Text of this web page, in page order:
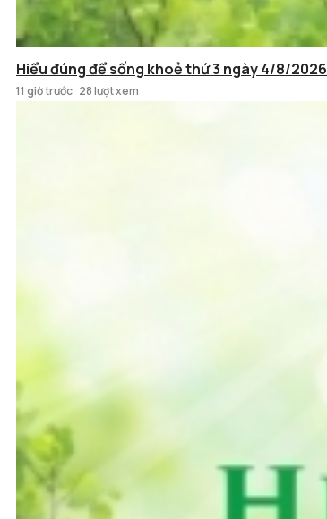
Hiểu đúng để sống khoẻ thứ 3 ngày 4/8/2026
11 giờ trước 28 lượt xem